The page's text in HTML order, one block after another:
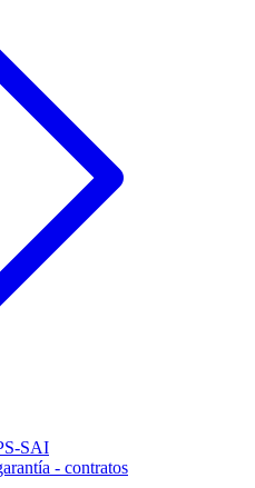
SAI
- contratos